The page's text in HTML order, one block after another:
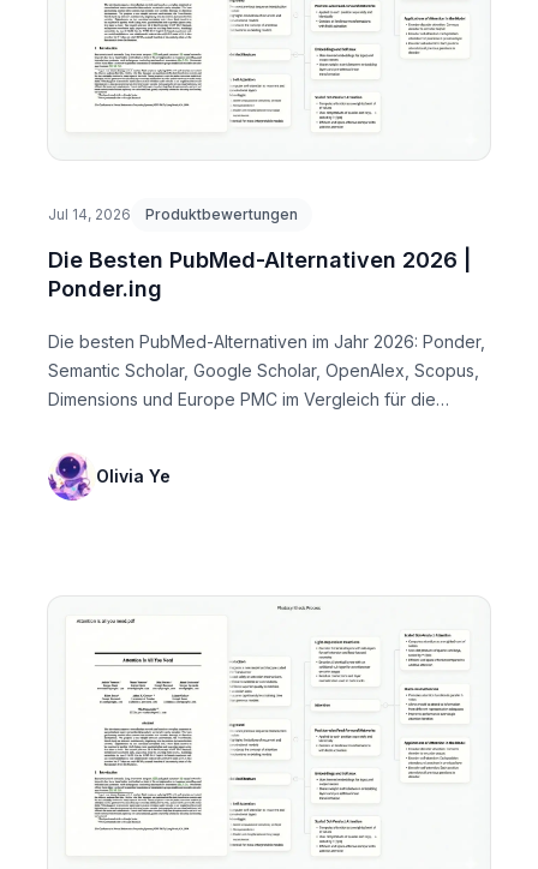
Jul 14, 2026 Produktbewertungen
Die Besten PubMed-Alternativen 2026 |
Ponder.ing
Die besten PubMed-Alternativen im Jahr 2026: Ponder,
Semantic Scholar, Google Scholar, OpenAlex, Scopus,
Dimensions und Europe PMC im Vergleich für die
Olivia Ye